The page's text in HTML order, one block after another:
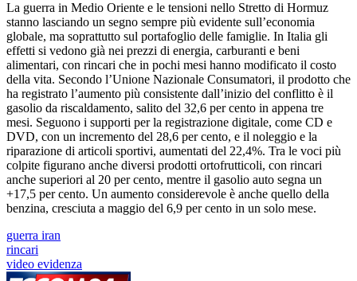
La guerra in Medio Oriente e le tensioni nello Stretto di Hormuz
stanno lasciando un segno sempre più evidente sull’economia
globale, ma soprattutto sul portafoglio delle famiglie. In Italia gli
effetti si vedono già nei prezzi di energia, carburanti e beni
alimentari, con rincari che in pochi mesi hanno modificato il costo
della vita. Secondo l’Unione Nazionale Consumatori, il prodotto che
ha registrato l’aumento più consistente dall’inizio del conflitto è il
gasolio da riscaldamento, salito del 32,6 per cento in appena tre
mesi. Seguono i supporti per la registrazione digitale, come CD e
DVD, con un incremento del 28,6 per cento, e il noleggio e la
riparazione di articoli sportivi, aumentati del 22,4%. Tra le voci più
colpite figurano anche diversi prodotti ortofrutticoli, con rincari
anche superiori al 20 per cento, mentre il gasolio auto segna un
+17,5 per cento. Un aumento considerevole è anche quello della
benzina, cresciuta a maggio del 6,9 per cento in un solo mese.
guerra iran
rincari
video evidenza